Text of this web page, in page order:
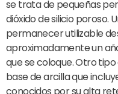
se trata de pequeñas
dióxido de silicio poroso.
permanecer utilizable
aproximadamente un
que se coloque. Otro
base de arcilla que